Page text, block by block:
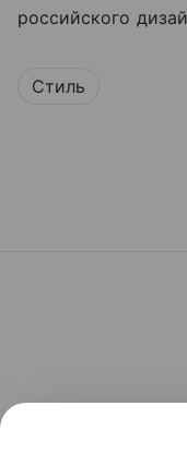
российского
Стиль